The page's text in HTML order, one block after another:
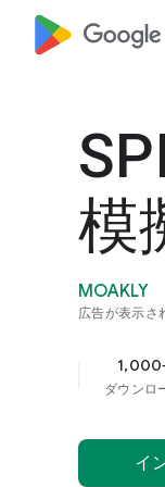
模
MOAKLY
広告が表示さ
ダウンロ
イ